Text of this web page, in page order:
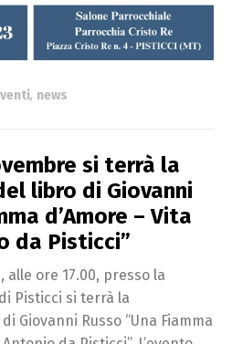
, news
si terrà la
libro di Giovanni
d’Amore – Vita
da Pisticci”
alle ore 17.00, presso la
Pisticci si terrà la
Giovanni Russo “Una Fiamma